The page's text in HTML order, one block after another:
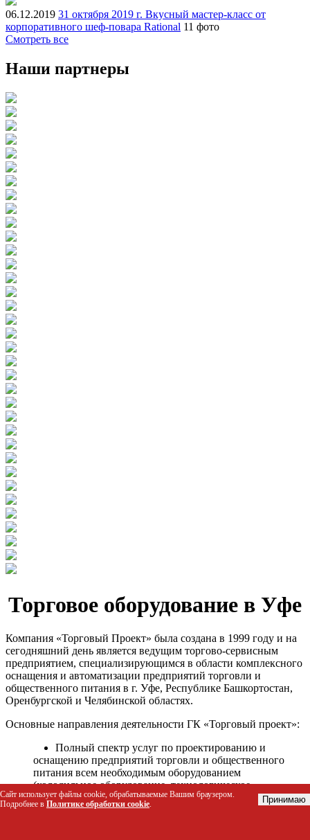
06.12.2019 31 октября 2019 г. Вкусный мастер-класс от
корпоративного шеф-повара Rational 11 фото
Смотреть все
Наши партнеры
Торговое оборудование в Уфе
Компания «Торговый Проект» была создана в 1999 году и на
сегодняшний день является ведущим торгово-сервисным
предприятием, специализирующимся в области комплексного
оснащения и автоматизации предприятий торговли и
общественного питания в г. Уфе, Республике Башкортостан,
Оренбургской и Челябинской областях.
Основные направления деятельности ГК «Торговый проект»:
Полный спектр услуг по проектированию и
оснащению предприятий торговли и общественного
питания всем необходимым оборудованием
(холодильное оборудование, технологическое
оборудование, стеллажное оборудование и т.д.);
Автоматизация торговых процессов и внедрения
Сайт использует файлы cookie, обрабатываемые Вашим браузером.
Подробнее в Политике обработки cookie. Принимаю